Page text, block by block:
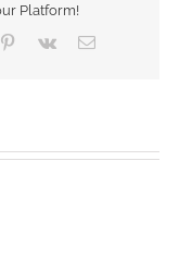
Platform!
Pinterest
Vk Email